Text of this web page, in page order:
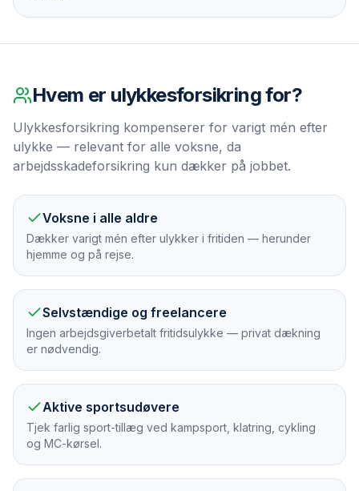
Hvem er ulykkesforsikringfor?
Ulykkesforsikring kompenserer for varigt mén efter
ulykke — relevant for alle voksne, da
arbejdsskadeforsikring kun dækker på jobbet.
Voksne i alle aldre
Dækker varigt mén efter ulykker i fritiden — herunder
hjemme og på rejse.
Selvstændige og freelancere
Ingen arbejdsgiverbetalt fritidsulykke — privat dækning
er nødvendig.
Aktive sportsudøvere
Tjek farlig sport-tillæg ved kampsport, klatring, cykling
og MC-kørsel.